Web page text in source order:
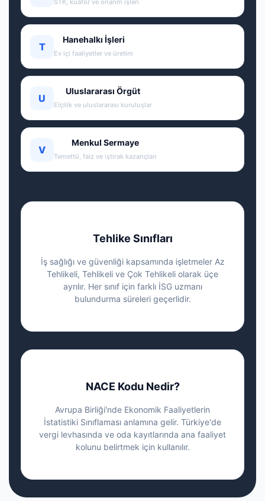
STK, kuaför ve onarım işleri
T
Hanehalkı İşleri
Ev içi faaliyetler ve üretim
U
Uluslararası Örgüt
Elçilik ve uluslararası kuruluşlar
V
Menkul Sermaye
Temettü, faiz ve iştirak kazançları
Tehlike Sınıfları
İş sağlığı ve güvenliği kapsamında işletmeler Az
Tehlikeli, Tehlikeli ve Çok Tehlikeli olarak üçe
ayrılır. Her sınıf için farklı İSG uzmanı
bulundurma süreleri geçerlidir.
NACE Kodu Nedir?
Avrupa Birliği'nde Ekonomik Faaliyetlerin
İstatistiki Sınıflaması anlamına gelir. Türkiye'de
vergi levhasında ve oda kayıtlarında ana faaliyet
kolunu belirtmek için kullanılır.